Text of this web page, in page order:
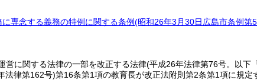
に専念する義務の特例に関する条例(昭和26年3月30日広島市条例第
営に関する法律の一部を改正する法律(平成26年法律第76号。以下
法律第162号)第16条第1項の教育長が改正法附則第2条第1項に規定